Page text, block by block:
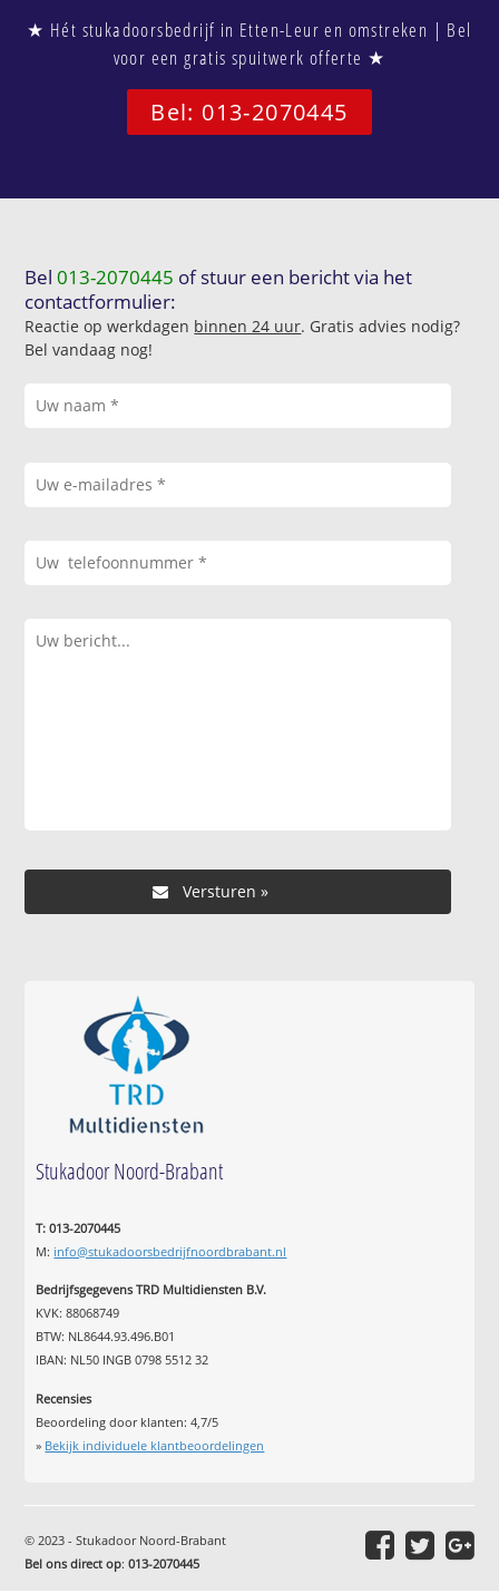
★ Hét stukadoorsbedrijf in Etten-Leur en omstreken | Bel
voor een gratis spuitwerk offerte ★
Bel: 013-2070445
Bel013-2070445 of stuur een bericht via het
contactformulier:
Reactie op werkdagen binnen 24 uur. Gratis advies nodig?
Bel vandaag nog!
Stukadoor Noord-Brabant
T: 013-2070445
M: info@stukadoorsbedrijfnoordbrabant.nl
Bedrijfsgegevens TRD Multidiensten B.V.
KVK: 88068749
BTW: NL8644.93.496.B01
IBAN: NL50 INGB 0798 5512 32
Recensies
Beoordeling door klanten:4,7/5
» Bekijk individuele klantbeoordelingen
© 2023 - Stukadoor Noord-Brabant
Bel ons direct op:013-2070445